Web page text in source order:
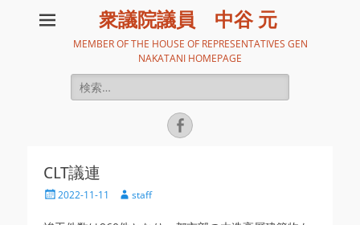
衆議院議員 中谷 元
MEMBER OF THE HOUSE OF REPRESENTATIVES GEN
NAKATANI HOMEPAGE
検
索:
Facebook
CLT議連
投
日
2022-11-11
投
者
staff